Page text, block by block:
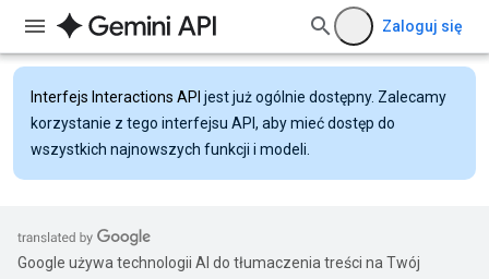
Zaloguj się
Interfejs Interactions API jest już ogólnie dostępny. Zalecamy
korzystanie z tego interfejsu API, aby mieć dostęp do
wszystkich najnowszych funkcji i modeli.
Google używa technologii AI do tłumaczenia treści na Twój